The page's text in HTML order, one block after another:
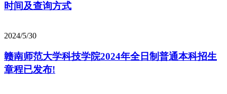
时间及查询方式
2024/5/30
赣南师范大学科技学院2024年全日制普通本科招生
章程已发布!